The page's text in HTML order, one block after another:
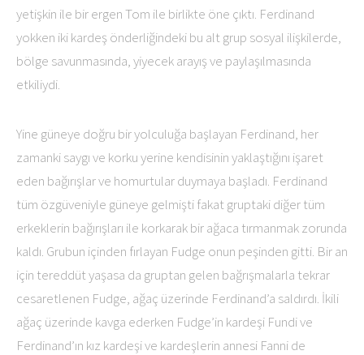
yetişkin ile bir ergen Tom ile birlikte öne çıktı. Ferdinand
yokken iki kardeş önderliğindeki bu alt grup sosyal ilişkilerde,
bölge savunmasında, yiyecek arayış ve paylaşılmasında
etkiliydi.
Yine güneye doğru bir yolculuğa başlayan Ferdinand, her
zamanki saygı ve korku yerine kendisinin yaklaştığını işaret
eden bağırışlar ve homurtular duymaya başladı. Ferdinand
tüm özgüveniyle güneye gelmişti fakat gruptaki diğer tüm
erkeklerin bağırışları ile korkarak bir ağaca tırmanmak zorunda
kaldı. Grubun içinden fırlayan Fudge onun peşinden gitti. Bir an
için tereddüt yaşasa da gruptan gelen bağrışmalarla tekrar
cesaretlenen Fudge, ağaç üzerinde Ferdinand’a saldırdı. İkili
ağaç üzerinde kavga ederken Fudge’in kardeşi Fundi ve
Ferdinand’ın kız kardeşi ve kardeşlerin annesi Fanni de